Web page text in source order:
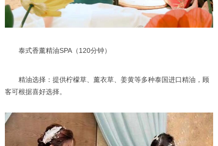
泰式香薰精油SPA（120分钟）
精油选择：提供柠檬草、薰衣草、姜黄等多种泰国进口精油，顾
客可根据喜好选择。